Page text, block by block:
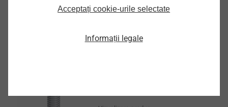
Vizualizare produs
Acceptați cookie-urile selectate
Informații legale